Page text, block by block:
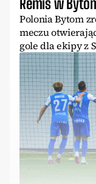
Polonia Bytom
meczu
gole dla ekipy z